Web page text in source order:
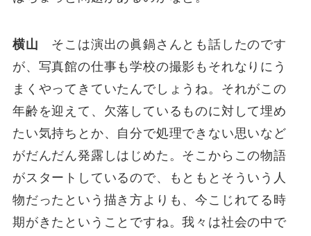
横山 そこは演出の眞鍋さんとも話したのです
が、写真館の仕事も学校の撮影もそれなりにう
まくやってきていたんでしょうね。それがこの
年齢を迎えて、欠落しているものに対して埋め
たい気持ちとか、自分で処理できない思いなど
がだんだん発露しはじめた。そこからこの物語
がスタートしているので、もともとそういう人
物だったという描き方よりも、今こじれてる時
期がきたということですね。我々は社会の中で